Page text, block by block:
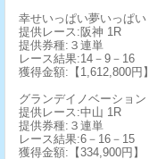
幸せいっぱい夢いっぱい
提供レース:阪神 1R
提供券種:３連単
レース結果:14－9－16
獲得金額:【1,612,800円】
グランデイノベーション
提供レース:中山 1R
提供券種:３連単
レース結果:6－16－15
獲得金額:【334,900円】